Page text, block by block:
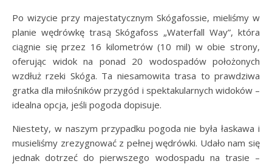
Po wizycie przy majestatycznym Skógafossie, mieliśmy w
planie wędrówkę trasą Skógafoss „Waterfall Way”, która
ciągnie się przez 16 kilometrów (10 mil) w obie strony,
oferując widok na ponad 20 wodospadów położonych
wzdłuż rzeki Skóga. Ta niesamowita trasa to prawdziwa
gratka dla miłośników przygód i spektakularnych widoków –
idealna opcja, jeśli pogoda dopisuje.
Niestety, w naszym przypadku pogoda nie była łaskawa i
musieliśmy zrezygnować z pełnej wędrówki. Udało nam się
jednak dotrzeć do pierwszego wodospadu na trasie –